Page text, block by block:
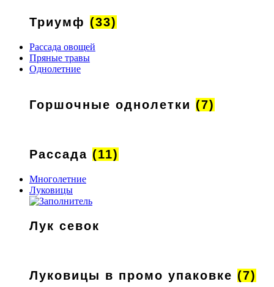
Триумф (33)
Рассада овощей
Пряные травы
Однолетние
Горшочные однолетки (7)
Рассада (11)
Многолетние
Луковицы
Лук севок
Луковицы в промо упаковке (7)